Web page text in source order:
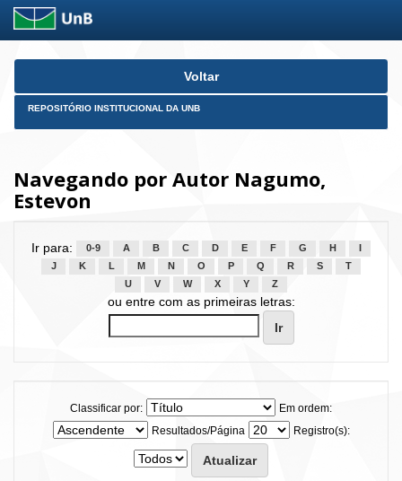
Skip
Voltar
REPOSITÓRIO INSTITUCIONAL DA UNB
Navegando por Autor Nagumo,
Estevon
Ir para: 0-9 A B C D E F G H
J
K L M N O P Q R S
T
U
V W X Y Z
ou entre com as primeiras letras:
Classificar por:
Em ordem:
Resultados/Página
Registro(s):